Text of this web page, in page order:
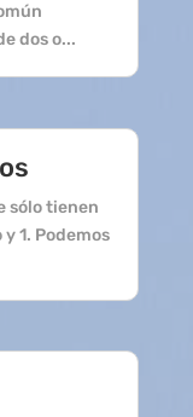
dos o...
sólo tienen
1. Podemos